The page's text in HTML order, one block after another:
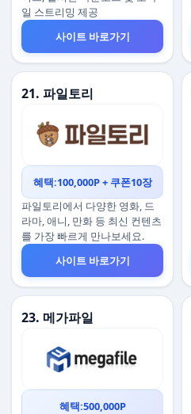
일 스트리밍 제공
사이트 바로가기
21. 파일토리
혜택:100,000P + 쿠폰10장
파일토리에서 다양한 영화, 드
라마, 애니, 만화 등 최신 컨텐츠
를 가장 빠르게 만나보세요.
사이트 바로가기
23. 메가파일
혜택:500,000P